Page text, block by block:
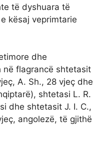
të dyshuara të
kësaj veprimtarie
dhe
në flagrancë shtetasit
A. Sh., 28 vjeç dhe
shtetasi L. R.
dhe shtetasit J. I. C.,
angolezë, të gjithë